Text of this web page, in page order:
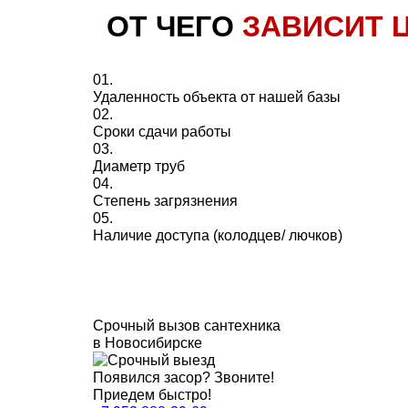
ОТ ЧЕГО ЗАВИСИТ
01.
Удаленность объекта от нашей базы
02.
Сроки сдачи работы
03.
Диаметр труб
04.
Степень загрязнения
05.
Наличие доступа (колодцев/ лючков)
Срочный вызов сантехника
в Новосибирске
Появился засор? Звоните!
Приедем быстро!